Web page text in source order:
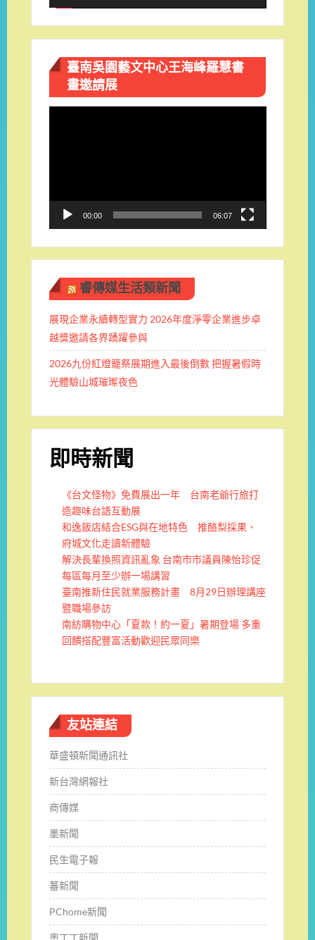
臺南吳園藝文中心王海峰羅慧書
畫邀請展
00:00 06:07
睿傳媒生活類新聞
展現企業永續轉型實力 2026年度淨零企業進步卓
越獎邀請各界踴躍參與
2026九份紅燈籠祭展期進入最後倒數 把握暑假時
光體驗山城璀璨夜色
即時新聞
《台文怪物》免費展出一年 台南老爺行旅打
造趣味台語互動展
和逸飯店結合ESG與在地特色 推酪梨採果、
府城文化走讀新體驗
解決長輩換照資訊亂象 台南市市議員陳怡珍促
每區每月至少辦一場講習
臺南推新住民就業服務計畫 8月29日辦理講座
暨職場參訪
南紡購物中心「夏款！約一夏」暑期登場 多重
回饋搭配豐富活動歡迎民眾同樂
友站連結
華盛頓新聞通訊社
新台灣網報社
商傳媒
墨新聞
民生電子報
蕃新聞
PChome新聞